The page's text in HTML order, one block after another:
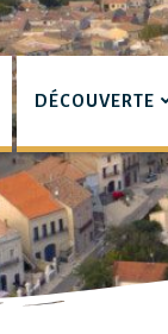
DÉCOUVERTE